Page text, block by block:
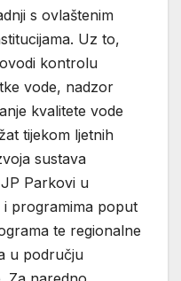
s ovlaštenim
Uz to,
kontrolu
vode, nadzor
kvalitete vode
tijekom ljetnih
sustava
Parkovi u
programima poput
te regionalne
u području